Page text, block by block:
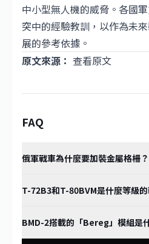
中小型無人機的威脅。各國
突中的經驗教訓，以作為未
展的參考依據。
原文來源： 查看原文
FAQ
俄軍戰車為什麼要加裝金屬格柵？
T-72B3和T-80BVM是什麼等級的
BMD-2搭載的「Bereg」模組是